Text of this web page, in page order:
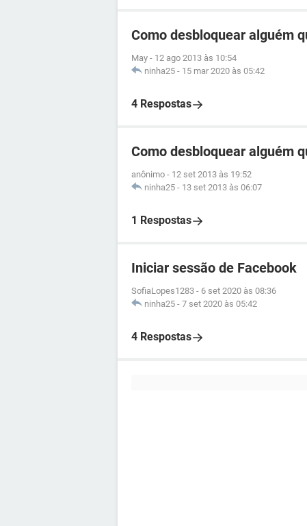
Como desbloquear alguém
May - 12 ago 2013 às 10:54
ninha25 - 15 mar 2020 às 05:42
4 Respostas
Como desbloquear alguém
anônimo - 12 set 2013 às 19:52
ninha25 - 13 set 2013 às 06:07
1 Respostas
Iniciar sessão de Facebook
SofiaLopes1283 - 6 set 2020 às 08:36
ninha25 - 7 set 2020 às 05:42
4 Respostas